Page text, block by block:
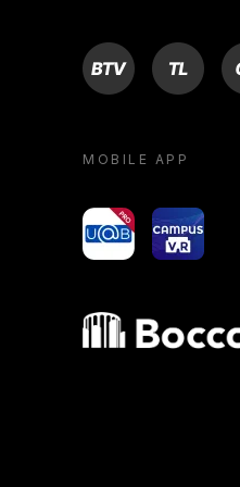
BTV TL ON
MOBILE APP
yoU@B Campus VR
Bocconi shop